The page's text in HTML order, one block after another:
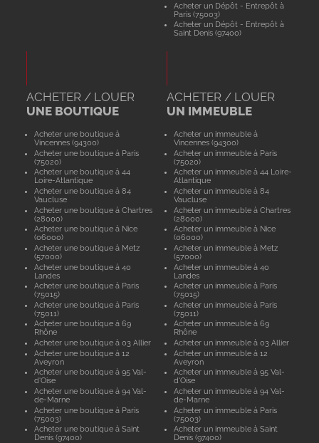
Acheter un Dépôt - Entrepôt à
Paris (75003)
Acheter un Dépôt - Entrepôt à
Saint Denis (97400)
ACHETER / LOUER
UNE BOUTIQUE
Acheter une boutique à
Vincennes (94300)
Acheter une boutique à Paris
(75020)
Acheter une boutique à 44
Loire-Atlantique
Acheter une boutique à 84
Vaucluse
Acheter une boutique à Chartres
(28000)
Acheter une boutique à Nice
(06000)
Acheter une boutique à Metz
(57000)
Acheter une boutique à 40
Landes
Acheter une boutique à Paris
(75015)
Acheter une boutique à Paris
(75011)
Acheter une boutique à 69
Rhône
Acheter une boutique à 03 Allier
Acheter une boutique à 12
Aveyron
Acheter une boutique à 95 Val-
d'Oise
Acheter une boutique à 94 Val-
de-Marne
Acheter une boutique à Paris
(75003)
Acheter une boutique à Saint
Denis (97400)
ACHETER / LOUER
UN IMMEUBLE
Acheter un immeuble à
Vincennes (94300)
Acheter un immeuble à Paris
(75020)
Acheter un immeuble à 44 Loire-
Atlantique
Acheter un immeuble à 84
Vaucluse
Acheter un immeuble à Chartres
(28000)
Acheter un immeuble à Nice
(06000)
Acheter un immeuble à Metz
(57000)
Acheter un immeuble à 40
Landes
Acheter un immeuble à Paris
(75015)
Acheter un immeuble à Paris
(75011)
Acheter un immeuble à 69
Rhône
Acheter un immeuble à 03 Allier
Acheter un immeuble à 12
Aveyron
Acheter un immeuble à 95 Val-
d'Oise
Acheter un immeuble à 94 Val-
de-Marne
Acheter un immeuble à Paris
(75003)
Acheter un immeuble à Saint
Denis (97400)